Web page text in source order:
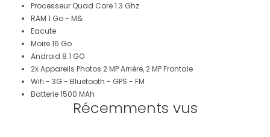
Processeur Quad Core 1.3 Ghz
RAM 1 Go - M&
Eacute
Moire 16 Go
Android 8.1 GO
2x Appareils Photos 2 MP Arrière, 2 MP Frontale
Wifi - 3G - Bluetooth - GPS - FM
Batterie 1500 MAh
Récemments vus